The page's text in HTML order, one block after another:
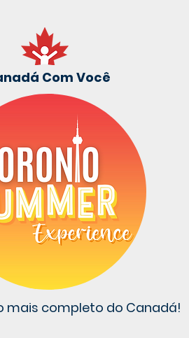
Com Você
mais completo do Canadá!